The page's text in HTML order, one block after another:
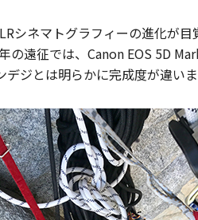
シネマトグラフィーの進化が
遠征では、Canon EOS 5D
ジとは明らかに完成度が違いま